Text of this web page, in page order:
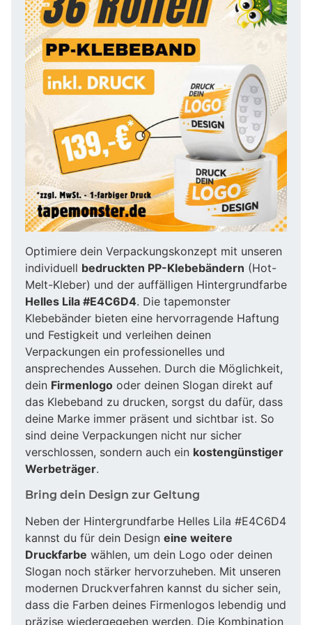
Optimiere dein Verpackungskonzept mit unseren
individuell bedruckten PP-Klebebändern (Hot-
Melt-Kleber) und der auffälligen Hintergrundfarbe
Helles Lila #E4C6D4. Die tapemonster
Klebebänder bieten eine hervorragende Haftung
und Festigkeit und verleihen deinen
Verpackungen ein professionelles und
ansprechendes Aussehen. Durch die Möglichkeit,
dein Firmenlogo oder deinen Slogan direkt auf
das Klebeband zu drucken, sorgst du dafür, dass
deine Marke immer präsent und sichtbar ist. So
sind deine Verpackungen nicht nur sicher
verschlossen, sondern auch ein kostengünstiger
Werbeträger.
Bring dein Design zur Geltung
Neben der Hintergrundfarbe Helles Lila #E4C6D4
kannst du für dein Design eine weitere
Druckfarbe wählen, um dein Logo oder deinen
Slogan noch stärker hervorzuheben. Mit unseren
modernen Druckverfahren kannst du sicher sein,
dass die Farben deines Firmenlogos lebendig und
präzise wiedergegeben werden. Die Kombination